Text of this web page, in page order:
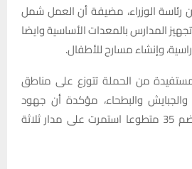
رئاسة الوزراء، مضيفة أن العمل شمل
المدارس بالمعدات الأساسية وايضا
وإنشاء مسارح للأطفال.
من الحملة تتوزع على مناطق
والبطحاء، مؤكدة أن جهود
الفريق التطوعي الذي يضم 35 متطوعا استمرت على مدار ثلاثة